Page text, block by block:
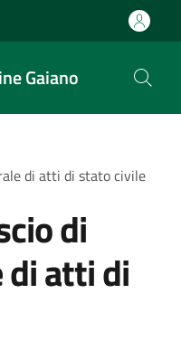
Gaiano
di atti di stato civile
di
di atti di